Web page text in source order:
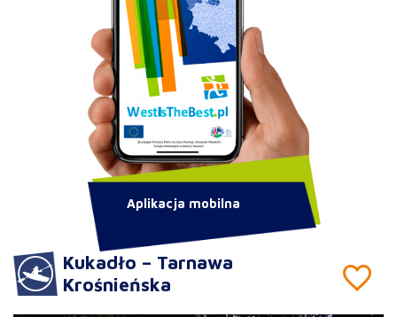
Kukadło – Tarnawa
Krośnieńska
Aplikacja mobilna